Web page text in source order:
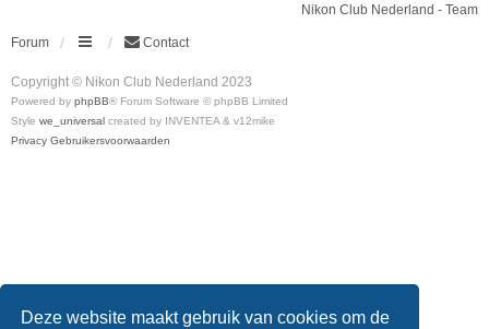
Deze website maakt gebruik van cookies om de
Nikon Club Nederland - Team
Forum Contact
Copyright © Nikon Club Nederland 2023
Powered by phpBB® Forum Software © phpBB Limited
Style we_universal created by INVENTEA & v12mike
Privacy Gebruikersvoorwaarden